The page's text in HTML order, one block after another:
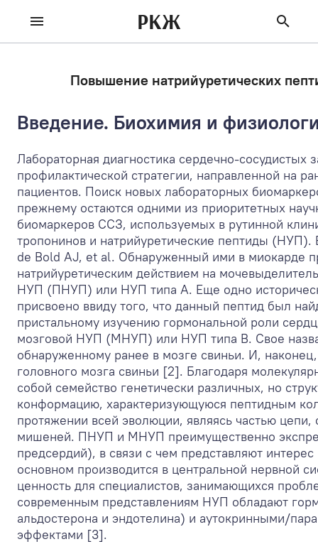
РКЖ
Повышение натрийуретических
Введение. Биохимия и
Лабораторная диагностика сердечно-
профилактической стратегии, направленной на
пациентов. Поиск новых лабораторных
прежнему остаются одними из приоритетных
биомаркеров ССЗ, используемых в рутинной
тропонинов и натрийуретические пептиды (НУП).
de Bold AJ, et al. Обнаруженный ими в миокарде
натрийуретическим действием на
НУП (ПНУП) или НУП типа А. Еще одно
присвоено ввиду того, что данный пептид был
пристальному изучению гормональной роли
мозговой НУП (МНУП) или НУП типа В. Свое
обнаруженному ранее в мозге свиньи. И,
головного мозга свиньи [2]. Благодаря
собой семейство генетически различных, но
конформацию, характеризующуюся пептидным
протяжении всей эволюции, являясь частью
мишеней. ПНУП и МНУП преимущественно
предсердий), в связи с чем представляют
основном производится в центральной нервной
ценность для специалистов, занимающихся
современным представлениям НУП обладают
альдостерона и эндотелина) и аутокринными/
эффектами [3].